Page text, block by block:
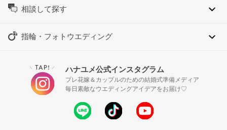
相談して探す
指輪・フォトウエディング
＼ TAP! ／ ハナユメ公式インスタグラム
プレ花嫁＆カップルのための結婚式準備メディア
毎日素敵なウエディングアイデアをお届け♡